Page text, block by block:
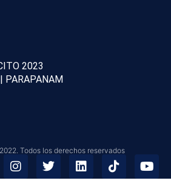
2023
PARAPANAM
Todos los derechos reservados